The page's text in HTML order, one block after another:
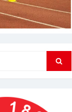
Search